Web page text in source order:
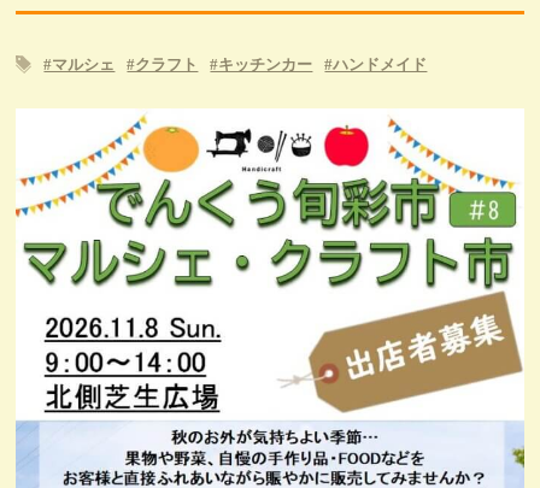
#マルシェ #クラフト #キッチンカー #ハンドメイド